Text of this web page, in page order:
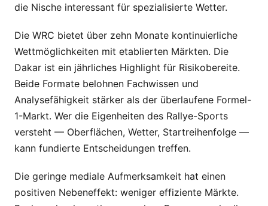
die Nische interessant für spezialisierte Wetter.
Die WRC bietet über zehn Monate kontinuierliche
Wettmöglichkeiten mit etablierten Märkten. Die
Dakar ist ein jährliches Highlight für Risikobereite.
Beide Formate belohnen Fachwissen und
Analysefähigkeit stärker als der überlaufene Formel-
1-Markt. Wer die Eigenheiten des Rallye-Sports
versteht — Oberflächen, Wetter, Startreihenfolge —
kann fundierte Entscheidungen treffen.
Die geringe mediale Aufmerksamkeit hat einen
positiven Nebeneffekt: weniger effiziente Märkte.